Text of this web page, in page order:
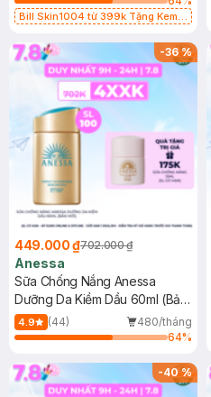
Bill Skin1004 từ 399k Tặng Kem
SPF 50+ 20ml (SL Có Hạn)
-36%
449.000 ₫702.000 ₫
Anessa
Sữa Chống Nắng Anessa
Dưỡng Da Kiềm Dầu 60ml (Bản
Mới)
4.9 (44)
480/tháng
64%
-40%